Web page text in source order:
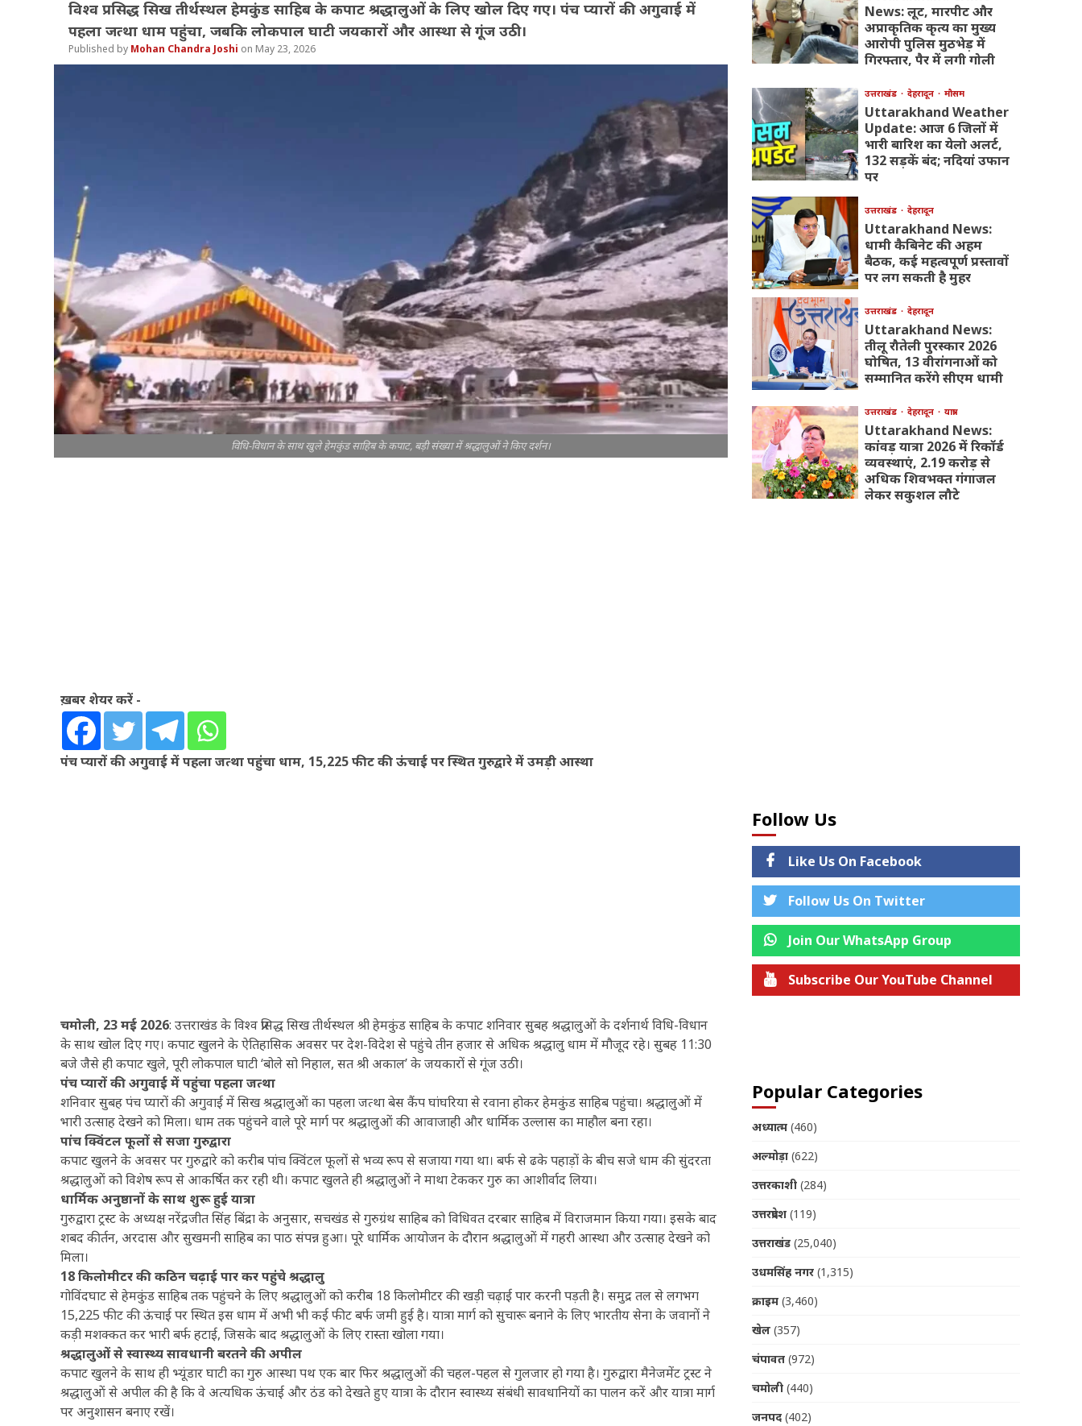
विश्व प्रसिद्ध सिख तीर्थस्थल हेमकुंड साहिब के कपाट श्रद्धालुओं के लिए खोल दिए गए। पंच प्यारों की अगुवाई में
पहला जत्था धाम पहुंचा, जबकि लोकपाल घाटी जयकारों और आस्था से गूंज उठी।
Mohan Chandra Joshi May 23, 2026
विधि-विधान के साथ खुले हेमकुंड साहिब के कपाट, बड़ी संख्या में श्रद्धालुओं ने किए दर्शन।
ख़बर शेयर करें -
पंच प्यारों की अगुवाई में पहला जत्था पहुंचा धाम, 15,225 फीट की ऊंचाई पर स्थित गुरुद्वारे में उमड़ी आस्था
चमोली, 23 मई 2026: उत्तराखंड के विश्व प्रसिद्ध सिख तीर्थस्थल श्री हेमकुंड साहिब के कपाट शनिवार सुबह श्रद्धालुओं के दर्शनार्थ विधि-विधान
के साथ खोल दिए गए। कपाट खुलने के ऐतिहासिक अवसर पर देश-विदेश से पहुंचे तीन हजार से अधिक श्रद्धालु धाम में मौजूद रहे। सुबह 11:30
बजे जैसे ही कपाट खुले, पूरी लोकपाल घाटी ‘बोले सो निहाल, सत श्री अकाल’ के जयकारों से गूंज उठी।
पंच प्यारों की अगुवाई में पहुंचा पहला जत्था
शनिवार सुबह पंच प्यारों की अगुवाई में सिख श्रद्धालुओं का पहला जत्था बेस कैंप घांघरिया से रवाना होकर हेमकुंड साहिब पहुंचा। श्रद्धालुओं में
भारी उत्साह देखने को मिला। धाम तक पहुंचने वाले पूरे मार्ग पर श्रद्धालुओं की आवाजाही और धार्मिक उल्लास का माहौल बना रहा।
पांच क्विंटल फूलों से सजा गुरुद्वारा
कपाट खुलने के अवसर पर गुरुद्वारे को करीब पांच क्विंटल फूलों से भव्य रूप से सजाया गया था। बर्फ से ढके पहाड़ों के बीच सजे धाम की सुंदरता
श्रद्धालुओं को विशेष रूप से आकर्षित कर रही थी। कपाट खुलते ही श्रद्धालुओं ने माथा टेककर गुरु का आशीर्वाद लिया।
धार्मिक अनुष्ठानों के साथ शुरू हुई यात्रा
गुरुद्वारा ट्रस्ट के अध्यक्ष नरेंद्रजीत सिंह बिंद्रा के अनुसार, सचखंड से गुरुग्रंथ साहिब को विधिवत दरबार साहिब में विराजमान किया गया। इसके बाद
शबद कीर्तन, अरदास और सुखमनी साहिब का पाठ संपन्न हुआ। पूरे धार्मिक आयोजन के दौरान श्रद्धालुओं में गहरी आस्था और उत्साह देखने को
मिला।
18 किलोमीटर की कठिन चढ़ाई पार कर पहुंचे श्रद्धालु
गोविंदघाट से हेमकुंड साहिब तक पहुंचने के लिए श्रद्धालुओं को करीब 18 किलोमीटर की खड़ी चढ़ाई पार करनी पड़ती है। समुद्र तल से लगभग
15,225 फीट की ऊंचाई पर स्थित इस धाम में अभी भी कई फीट बर्फ जमी हुई है। यात्रा मार्ग को सुचारू बनाने के लिए भारतीय सेना के जवानों ने
कड़ी मशक्कत कर भारी बर्फ हटाई, जिसके बाद श्रद्धालुओं के लिए रास्ता खोला गया।
श्रद्धालुओं से स्वास्थ्य सावधानी बरतने की अपील
कपाट खुलने के साथ ही भ्यूंडार घाटी का गुरु आस्था पथ एक बार फिर श्रद्धालुओं की चहल-पहल से गुलजार हो गया है। गुरुद्वारा मैनेजमेंट ट्रस्ट ने
श्रद्धालुओं से अपील की है कि वे अत्यधिक ऊंचाई और ठंड को देखते हुए यात्रा के दौरान स्वास्थ्य संबंधी सावधानियों का पालन करें और यात्रा मार्ग
पर अनुशासन बनाए रखें।
News: लूट, मारपीट और
अप्राकृतिक कृत्य का मुख्य
आरोपी पुलिस मुठभेड़ में
गिरफ्तार, पैर में लगी गोली
उत्तराखंड देहरादून मौसम
Uttarakhand Weather
Update: आज 6 जिलों में
भारी बारिश का येलो अलर्ट,
132 सड़कें बंद; नदियां उफान
पर
उत्तराखंड देहरादून
Uttarakhand News:
धामी कैबिनेट की अहम
बैठक, कई महत्वपूर्ण प्रस्तावों
पर लग सकती है मुहर
उत्तराखंड देहरादून
Uttarakhand News:
तीलू रौतेली पुरस्कार 2026
घोषित, 13 वीरांगनाओं को
सम्मानित करेंगे सीएम धामी
उत्तराखंड देहरादून यात्रा
Uttarakhand News:
कांवड़ यात्रा 2026 में रिकॉर्ड
व्यवस्थाएं, 2.19 करोड़ से
अधिक शिवभक्त गंगाजल
लेकर सकुशल लौटे
Follow Us
Like Us On Facebook
Follow Us On Twitter
Join Our WhatsApp Group
Subscribe Our YouTube Channel
Popular Categories
अध्यात्म(460)
अल्मोड़ा(622)
उत्तरकाशी(284)
उत्तरप्रदेश(119)
उत्तराखंड(25,040)
उधमसिंह नगर(1,315)
क्राइम(3,460)
खेल(357)
चंपावत(972)
चमोली(440)
जनपद(402)